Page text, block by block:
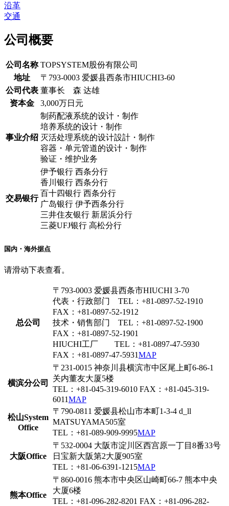
沿革
交通
公司概要
公司名称 TOPSYSTEM股份有限公司
地址
〒793-0003 爱媛县西条市HIUCHI3-60
公司代表 董事长 森 达雄
资本金
3,000万日元
事业介绍
制药配液系统的设计・制作
培养系统的设计・制作
灭活处理系统的设计設計・制作
容器・单元管道的设计・制作
验证・维护业务
交易银行
伊予银行 西条分行
香川银行 西条分行
百十四银行 西条分行
广岛银行 伊予西条分行
三井住友银行 新居浜分行
三菱UFJ银行 高松分行
国内・海外据点
请滑动下表查看。
总公司
〒793-0003 爱媛县西条市HIUCHI 3-70
代表・行政部门 TEL：+81-0897-52-1910
FAX：+81-0897-52-1912
技术・销售部门 TEL：+81-0897-52-1900
FAX：+81-0897-52-1901
HIUCHI工厂 TEL：+81-0897-47-5930
FAX：+81-0897-47-5931MAP
横滨分公司
〒231-0015 神奈川县横滨市中区尾上町6-86-1
关内董友大厦5楼
TEL：+81-045-319-6010 FAX：+81-045-319-
6011MAP
松山System
Office
〒790-0811 爱媛县松山市本町1-3-4 d_ll
MATSUYAMA505室
TEL：+81-089-909-9995MAP
大阪Office
〒532-0004 大阪市淀川区西宫原一丁目8番33号
日宝新大阪第2大厦905室
TEL：+81-06-6391-1215MAP
熊本Office
〒860-0016 熊本市中央区山崎町66-7 熊本中央
大厦6楼
TEL：+81-096-282-8201 FAX：+81-096-282-